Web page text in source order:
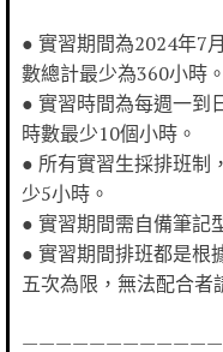
● 實習期間為2024年7
數總計最少為360小時。
● 實習時間為每週一到
時數最少10個小時。
● 所有實習生採排班制
少5小時。
● 實習期間需自備筆記
● 實習期間排班都是根
五次為限，無法配合者